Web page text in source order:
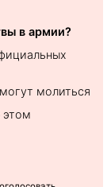
в армии?
молиться
этом